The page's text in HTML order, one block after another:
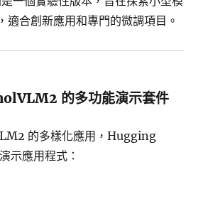
適合創新應用和專門的微調項目。
的多功能演示套件
的多樣化應用，Hugging
示應用程式：